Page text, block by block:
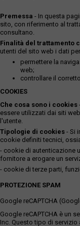
Premessa - In questa
sito, con riferimento al
consultano.
Finalità del trattamento
utenti del sito web i dati
permettere la
web;
controllare il
COOKIES
Che cosa sono i cookies
essere utilizzati dai siti
l'utente.
Tipologie di cookies - Si
cookie definiti tecnici,
- cookie di autenticazione
fornitore a erogare un
- cookie di terze parti,
PROTEZIONE SPAM
Google reCAPTCHA
Google reCAPTCHA è un
Inc. Questo tipo di